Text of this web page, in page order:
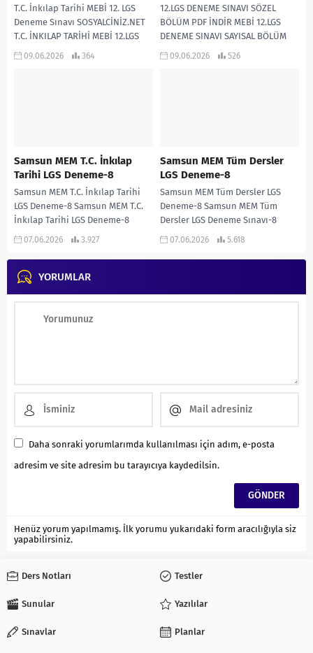
T.C. İnkılap Tarihi MEBİ 12. LGS
Deneme Sınavı SOSYALCİNİZ.NET
T.C. İNKILAP TARİHİ MEBİ 12.LGS
DENEME SINAVI CEVAP ANAHTARI 1
09.06.2026 364
12.LGS DENEME SINAVI SÖZEL
BÖLÜM PDF İNDİR MEBİ 12.LGS
DENEME SINAVI SAYISAL BÖLÜM
PDF...
09.06.2026 526
Samsun MEM T.C. İnkılap
Tarihi LGS Deneme-8
Samsun MEM T.C. İnkılap Tarihi
LGS Deneme-8 Samsun MEM T.C.
İnkılap Tarihi LGS Deneme-8
İNDİR
07.06.2026 3.927
Samsun MEM Tüm Dersler
LGS Deneme-8
Samsun MEM Tüm Dersler LGS
Deneme-8 Samsun MEM Tüm
Dersler LGS Deneme Sınavı-8
İNDİR
07.06.2026 5.618
YORUMLAR
Daha sonraki yorumlarımda kullanılması için adım, e-posta
adresim ve site adresim bu tarayıcıya kaydedilsin.
Henüz yorum yapılmamış. İlk yorumu yukarıdaki form aracılığıyla siz
yapabilirsiniz.
Ders Notları Testler
Sunular Yazılılar
Sınavlar Planlar